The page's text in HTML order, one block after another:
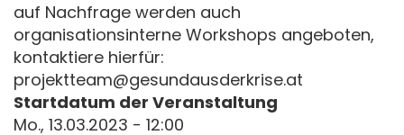
auf Nachfrage werden auch
organisationsinterne Workshops angeboten,
kontaktiere hierfür:
projektteam@gesundausderkrise.at
Startdatum der Veranstaltung
Mo., 13.03.2023 - 12:00